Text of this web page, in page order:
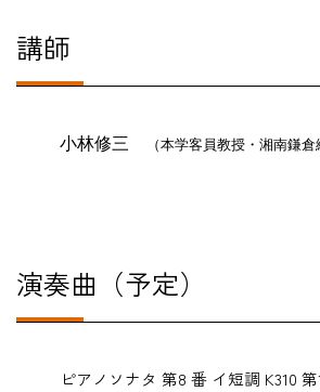
講師
小林修三 （本学客員教授・湘南鎌
演奏曲（予定）
ピアノソナタ 第8 番 イ短調 K310